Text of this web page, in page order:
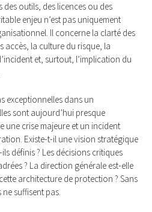
outils, des licences ou des
enjeu n’est pas uniquement
Il concerne la clarté des
accès, la culture du risque, la
et, surtout, l’implication du
exceptionnelles dans un
sont aujourd’hui presque
une crise majeure et un incident
Existe-t-il une vision stratégique
définis ? Les décisions critiques
? La direction générale est-elle
architecture de protection ? Sans
suffisent pas.